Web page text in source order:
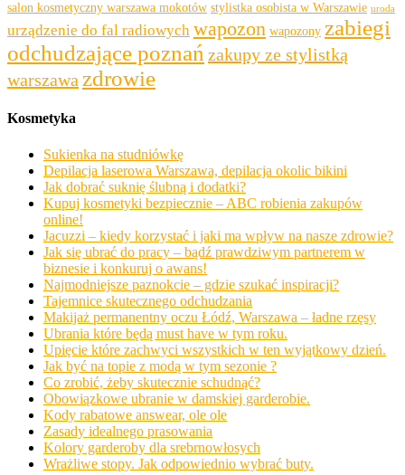
salon kosmetyczny warszawa mokotów stylistka osobista w Warszawie uroda
urządzenie do fal radiowych wapozon wapozony zabiegi
odchudzające poznań zakupy ze stylistką
warszawa zdrowie
Kosmetyka
Sukienka na studniówkę
Depilacja laserowa Warszawa, depilacja okolic bikini
Jak dobrać suknię ślubną i dodatki?
Kupuj kosmetyki bezpiecznie – ABC robienia zakupów
online!
Jacuzzi – kiedy korzystać i jaki ma wpływ na nasze zdrowie?
Jak się ubrać do pracy – bądź prawdziwym partnerem w
biznesie i konkuruj o awans!
Najmodniejsze paznokcie – gdzie szukać inspiracji?
Tajemnice skutecznego odchudzania
Makijaż permanentny oczu Łódź, Warszawa – ładne rzęsy
Ubrania które będą must have w tym roku.
Upięcie które zachwyci wszystkich w ten wyjątkowy dzień.
Jak być na topie z modą w tym sezonie ?
Co zrobić, żeby skutecznie schudnąć?
Obowiązkowe ubranie w damskiej garderobie.
Kody rabatowe answear, ole ole
Zasady idealnego prasowania
Kolory garderoby dla srebrnowłosych
Wrażliwe stopy. Jak odpowiednio wybrać buty.